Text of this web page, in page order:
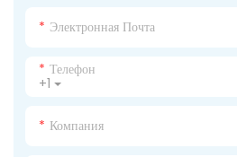
Электронная Почта
+1
Телефон
Компания